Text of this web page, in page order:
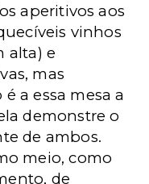
aperitivos aos
vinhos
alta) e
mas
a essa mesa a
demonstre o
de ambos.
meio, como
de